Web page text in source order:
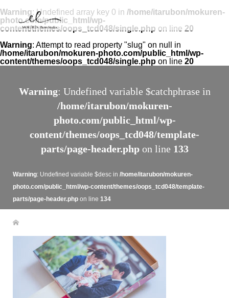
Warning: Undefined array key 0 in /home/itarubon/mokuren-
photo.com/public_html/wp-
content/themes/oops_tcd048/single.php on line 20
Warning: Attempt to read property "slug" on null in
/home/itarubon/mokuren-photo.com/public_html/wp-
content/themes/oops_tcd048/single.php on line 20
Warning: Undefined variable $catchphrase in
/home/itarubon/mokuren-
photo.com/public_html/wp-
content/themes/oops_tcd048/template-
parts/page-header.phpon line 133
Warning: Undefined variable $desc in /home/itarubon/mokuren-
photo.com/public_html/wp-content/themes/oops_tcd048/template-
parts/page-header.phpon line 134